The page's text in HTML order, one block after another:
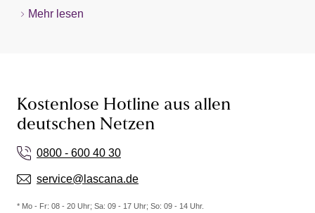
Mehr lesen
Kostenlose Hotline aus allen
deutschen Netzen
0800 - 600 40 30
service@lascana.de
* Mo - Fr: 08 - 20 Uhr; Sa: 09 - 17 Uhr; So: 09 - 14 Uhr.